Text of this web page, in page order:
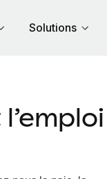
Solutions